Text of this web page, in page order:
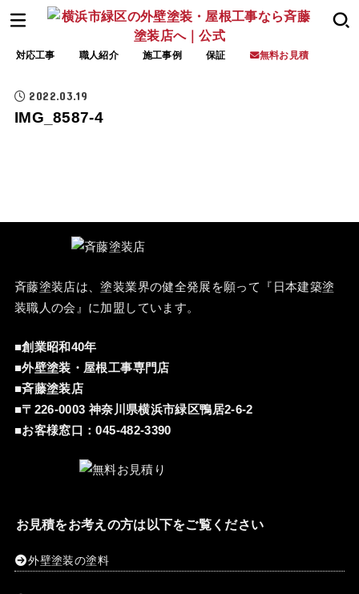
対応工事 職人紹介 施工事例 保証 無料お見積
2022.03.19
IMG_8587-4
斉藤塗装店は、塗装業界の健全発展を願って『 日本建築塗
装職人の会 』に加盟しています。
■創業昭和40年
■外壁塗装・屋根工事専門店
■斉藤塗装店
■〒226-0003 神奈川県横浜市緑区鴨居2-6-2
■お客様窓口：045-482-3390
お見積をお考えの方は以下をご覧ください
外壁塗装の塗料